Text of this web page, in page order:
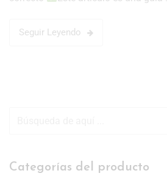
Seguir Leyendo
Categorías del producto